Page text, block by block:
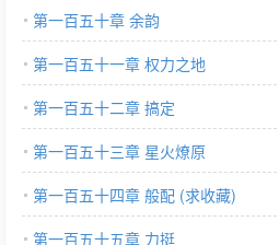
第一百五十章 余韵
第一百五十一章 权力之地
第一百五十二章 搞定
第一百五十三章 星火燎原
第一百五十四章 般配 (求收藏)
第一百五十五章 力挺